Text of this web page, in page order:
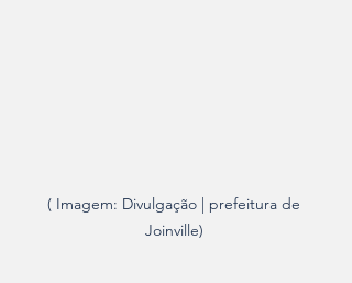
( Imagem: Divulgação | prefeitura de
Joinville)